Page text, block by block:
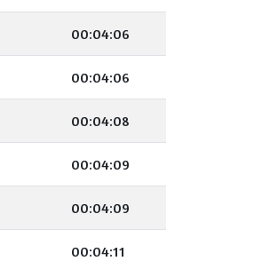
00:04:06
00:04:06
00:04:08
00:04:09
00:04:09
00:04:11